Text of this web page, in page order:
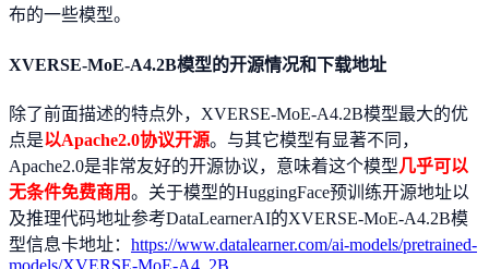
布的一些模型。
XVERSE-MoE-A4.2B模型的开源情况和下载地址
除了前面描述的特点外，XVERSE-MoE-A4.2B模型最大的优
点是以Apache2.0协议开源。与其它模型有显著不同，
Apache2.0是非常友好的开源协议，意味着这个模型几乎可以
无条件免费商用。关于模型的HuggingFace预训练开源地址以
及推理代码地址参考DataLearnerAI的XVERSE-MoE-A4.2B模
型信息卡地址： https://www.datalearner.com/ai-models/pretrained-
models/XVERSE-MoE-A4_2B